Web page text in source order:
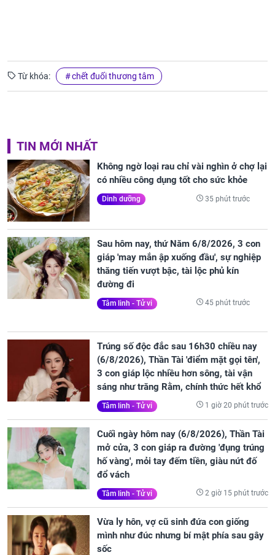
Từ khóa: chết đuối thương tâm
TIN MỚI NHẤT
Không ngờ loại rau chỉ vài nghìn ở chợ lại
có nhiều công dụng tốt cho sức khỏe
Dinh dưỡng 35 phút trước
Sau hôm nay, thứ Năm 6/8/2026, 3 con
giáp 'may mắn ập xuống đầu', sự nghiệp
thăng tiến vượt bậc, tài lộc phủ kín
đường đi
Tâm linh - Tử vi 45 phút trước
Trúng số độc đắc sau 16h30 chiều nay
(6/8/2026), Thần Tài 'điểm mặt gọi tên',
3 con giáp lộc nhiều hơn sông, tài vận
sáng như trăng Rằm, chính thức hết khổ
Tâm linh - Tử vi 1 giờ 20 phút trước
Cuối ngày hôm nay (6/8/2026), Thần Tài
mở cửa, 3 con giáp ra đường 'đụng trúng
hố vàng', mỏi tay đếm tiền, giàu nứt đố
đổ vách
Tâm linh - Tử vi 2 giờ 15 phút trước
Vừa ly hôn, vợ cũ sinh đứa con giống
mình như đúc nhưng bí mật phía sau gây
sốc